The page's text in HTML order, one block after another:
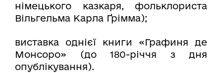
німецького казкаря, фольклориста
Вільгельма Карла Ґрімма);
виставка однієї книги «Графиня де
Монсоро» (до 180-річчя з дня
опублікування).